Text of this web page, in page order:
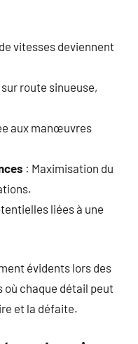
vitesses deviennent
route sinueuse,
aux manœuvres
: Maximisation du
liées à une
évidents lors des
où chaque détail peut
et la défaite.